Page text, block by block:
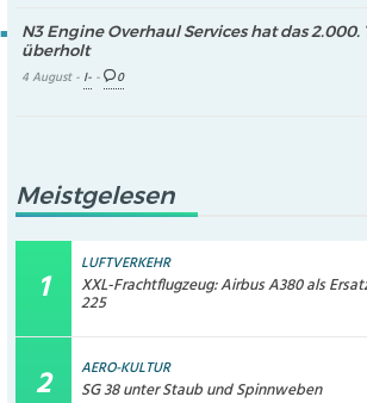
N3 Engine Overhaul Services hat das
überholt
4 August - I-- 0
Meistgelesen
LUFTVERKEHR
XXL-Frachtflugzeug: Airbus A380 als
225
AERO-KULTUR
SG 38 unter Staub und Spinnweben